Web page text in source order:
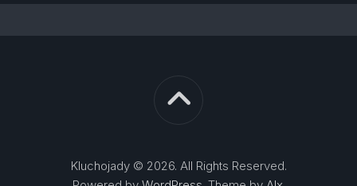
Kluchojady © 2026. All Rights Reserved.